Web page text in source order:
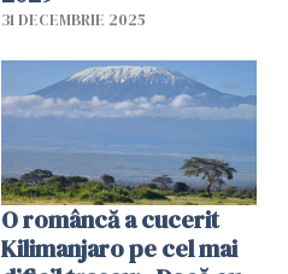
31 DECEMBRIE 2025
O româncă a cucerit
Kilimanjaro pe cel mai